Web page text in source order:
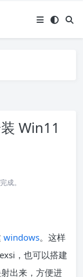
Win11
成。
windows。这样
，也可以搭建
出来，方便进